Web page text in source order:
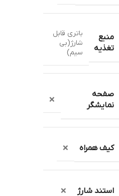
منبع
تغذیه
باتری قابل
شارژ(بی
سیم)
صفحه
نمایشگر
❌
کیف همراه ❌
استند شارژ ❌